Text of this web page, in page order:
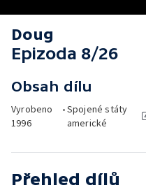
Doug
Epizoda 8/26
Obsah dílu
Vyrobeno
1996
•Spojené státy
americké
Přehled dílů